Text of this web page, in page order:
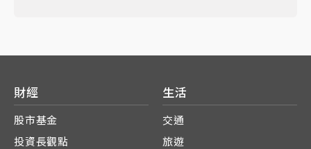
財經
股市基金
投資長觀點
生活
交通
旅遊